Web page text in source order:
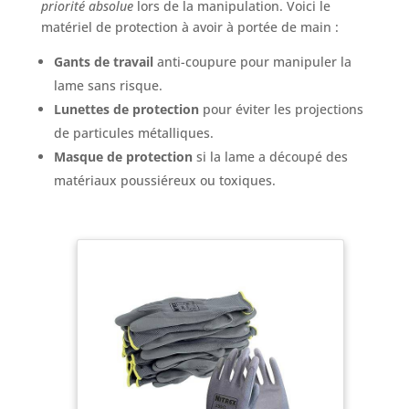
priorité absoluelors de la manipulation. Voici le
matériel de protection à avoir à portée de main :
Gants de travailanti-coupure pour manipuler la
lame sans risque.
Lunettes de protectionpour éviter les projections
de particules métalliques.
Masque de protectionsi la lame a découpé des
matériaux poussiéreux ou toxiques.